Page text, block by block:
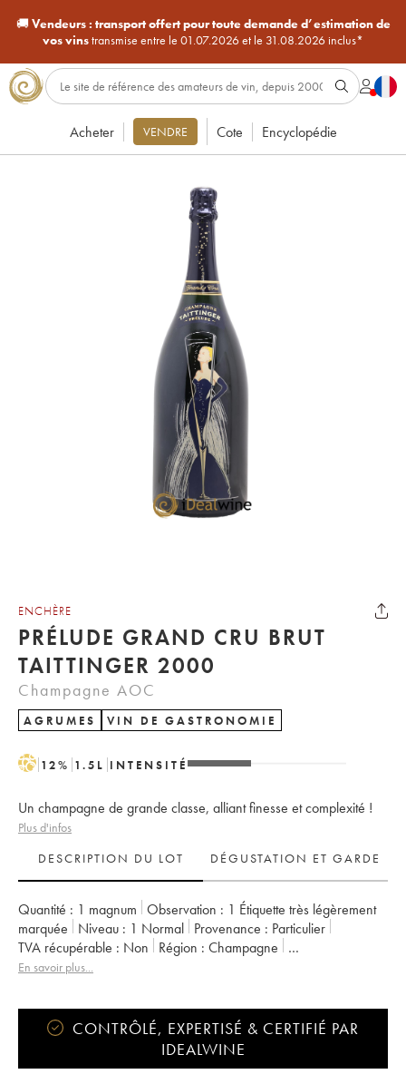
🚚Vendeurs : transport offert pour toute demande d’estimation de
vos vinstransmise entre le 01.07.2026 et le 31.08.2026 inclus*
Acheter VENDRE Cote Encyclopédie
ENCHÈRE
PRÉLUDE GRAND CRU BRUT
TAITTINGER 2000
Champagne AOC
AGRUMES VIN DE GASTRONOMIE
H 12% 1.5 L INTENSITÉ
Un champagne de grande classe, alliant finesse et complexité !
Plus d'infos
DESCRIPTION DU LOT
DÉGUSTATION ET GARDE
Quantité : 1 magnum Observation : 1 Étiquette très légèrement
marquée
Niveau : 1 Normal Provenance : particulier
TVA récupérable :
non Région :
Champagne
Appellation :
En savoir plus...
CONTRÔLÉ, EXPERTISÉ & CERTIFIÉ PAR
IDEALWINE